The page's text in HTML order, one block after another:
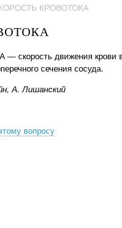
КРОВОТОКА
движения крови в
сечения сосуда.
A. Лишaнcкий
вопросу